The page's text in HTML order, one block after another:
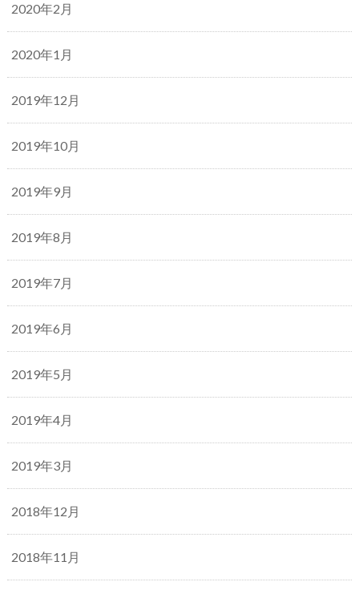
2020年2月
2020年1月
2019年12月
2019年10月
2019年9月
2019年8月
2019年7月
2019年6月
2019年5月
2019年4月
2019年3月
2018年12月
2018年11月